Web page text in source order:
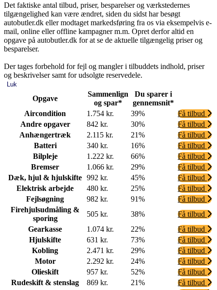
Det faktiske antal tilbud, priser, besparelser og værkstedernes
tilgængelighed kan være ændret, siden du sidst har besøgt
autobutler.dk eller modtaget markedsføring fra os via eksempelvis e-
mail, online eller offline kampagner m.m. Opret derfor altid en
opgave på autobutler.dk for at se de aktuelle tilgængelig priser og
besparelser.
Der tages forbehold for fejl og mangler i tilbuddets indhold, priser
og beskrivelser samt for udsolgte reservedele.
Luk
Opgave
Sammenlign
og spar*
Du sparer i
gennemsnit*
Aircondition
1.754 kr. 39%
Få tilbud
Andre opgaver
842 kr. 30%
Få tilbud
Anhængertræk
2.115 kr. 21%
Få tilbud
Batteri
340 kr. 16%
Få tilbud
Bilpleje
1.222 kr. 66%
Få tilbud
Bremser
1.066 kr. 29%
Få tilbud
Dæk, hjul & hjulskifte 992 kr. 45%
Få tilbud
Elektrisk arbejde
480 kr. 25%
Få tilbud
Fejlsøgning
982 kr. 91%
Få tilbud
Firehjulsudmåling &
sporing
505 kr. 38%
Få tilbud
Gearkasse
1.074 kr. 22%
Få tilbud
Hjulskifte
631 kr. 73%
Få tilbud
Kobling
2.471 kr. 29%
Få tilbud
Motor
2.292 kr. 24%
Få tilbud
Olieskift
957 kr. 52%
Få tilbud
Rudeskift & stenslag
869 kr. 21%
Få tilbud